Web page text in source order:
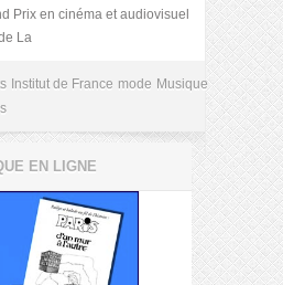
Prix en cinéma et audiovisuel
La
Institut de France mode Musique
EN LIGNE